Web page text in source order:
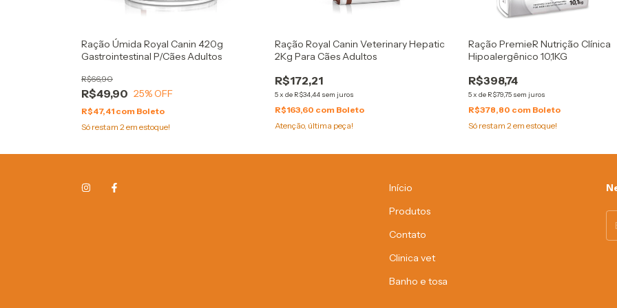
Ração Úmida Royal Canin 420g
Gastrointestinal P/Cães Adultos
R$49,90
R$66,90
25% OFF
R$47,41 com Boleto
Só restam 2 em estoque!
Ração Royal Canin Veterinary Hepatic
2Kg Para Cães Adultos
R$172,21
5x de R$34,44 sem juros
R$163,60 com Boleto
Atenção, última peça!
Ração PremieR Nutrição Clínica
Hipoalergênico 10,1KG
R$398,74
5x de R$79,75 sem juros
R$378,80 com Boleto
Só restam 2 em estoque!
Início
Produtos
Contato
Clinica vet
Banho e tosa